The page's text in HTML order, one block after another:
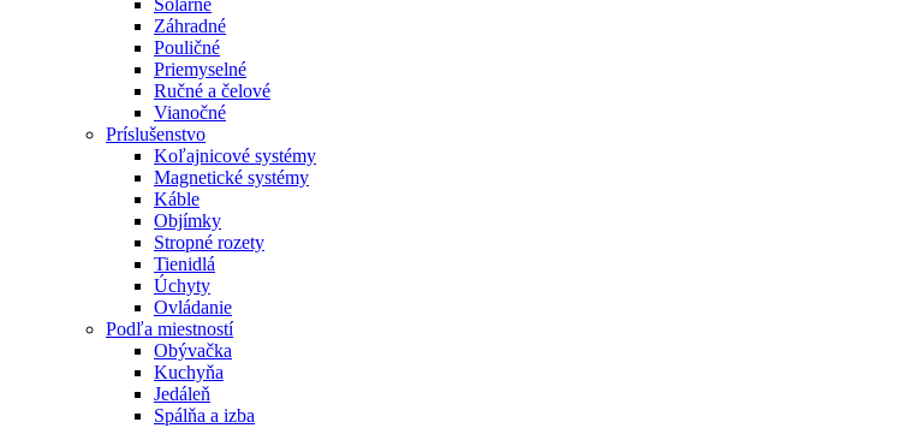
Solárne
Záhradné
Pouličné
Priemyselné
Ručné a čelové
Vianočné
Príslušenstvo
Koľajnicové systémy
Magnetické systémy
Káble
Objímky
Stropné rozety
Tienidlá
Úchyty
Ovládanie
Podľa miestností
Obývačka
Kuchyňa
Jedáleň
Spálňa a izba